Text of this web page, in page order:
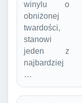
winylu o
obniżonej
twardości,
stanowi
jeden z
najbardziej
…